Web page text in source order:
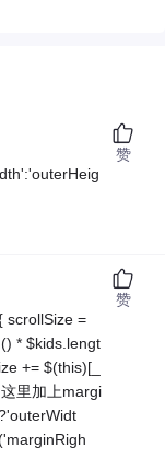
赞
scrollSize =
* $kids.lengt
+= $(this)[_
里加上margi
赞